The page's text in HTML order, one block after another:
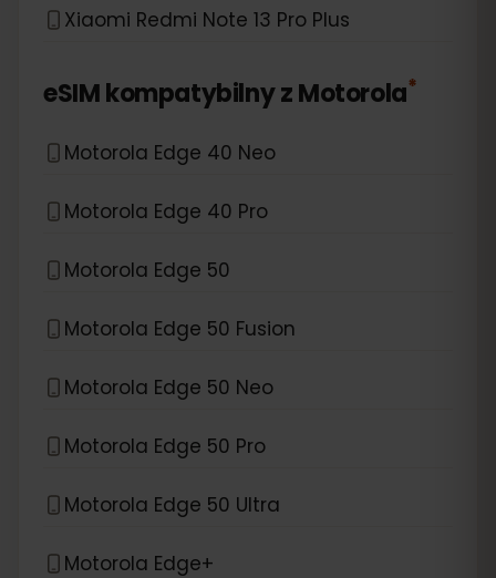
Xiaomi Redmi Note 13 Pro Plus
eSIM kompatybilny zMotorola*
Motorola Edge 40 Neo
Motorola Edge 40 Pro
Motorola Edge 50
Motorola Edge 50 Fusion
Motorola Edge 50 Neo
Motorola Edge 50 Pro
Motorola Edge 50 Ultra
Motorola Edge+